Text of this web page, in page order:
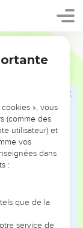
j’ai soif. »
à boire. Puis
et si on
ici ?”, tu diras :
donc un piquet
dans le crâne,
meurt.
Yaël sort à sa
l’homme que
Sisra
», vous
(comme des
utilisateur) et
vos
dans
:
que de la
service de